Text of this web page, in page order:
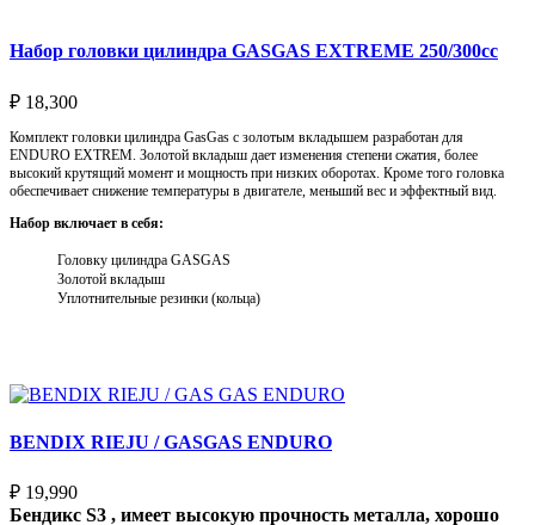
Набор головки цилиндра GASGAS EXTREME 250/300cc
₽ 18,300
Комплект головки цилиндра GasGas с золотым вкладышем разработан для
ENDURO EXTREM. Золотой вкладыш дает изменения степени сжатия, более
высокий крутящий момент и мощность при низких оборотах. Кроме того головка
обеспечивает снижение температуры в двигателе, меньший вес и эффектный вид.
Набор включает в себя:
Головку цилиндра GASGAS
Золотой вкладыш
Уплотнительные резинки (кольца)
BENDIX RIEJU / GASGAS ENDURO
₽ 19,990
Бендикс S3 , имеет высокую прочность металла, хорошо